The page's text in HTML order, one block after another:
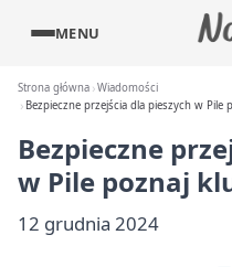
MENU
Strona główna Wiadomości
Bezpieczne przejścia dla pieszych w Pile
Bezpieczne
w Pile poznaj
12 grudnia 2024